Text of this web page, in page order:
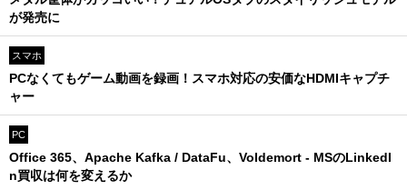
が発売に
スマホ
PCなくてもゲーム動画を録画！スマホ対応の安価なHDMIキャプチ
ャー
PC
Office 365、Apache Kafka / DataFu、Voldemort - MSのLinkedI
n買収は何を変えるか